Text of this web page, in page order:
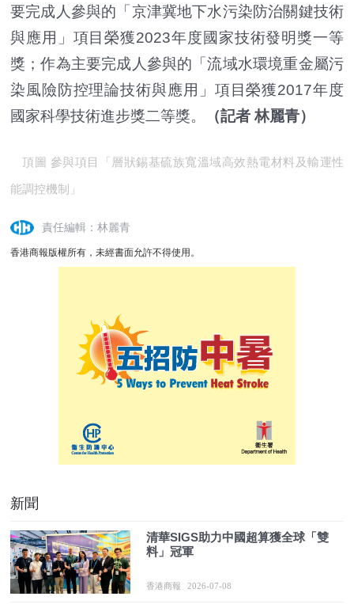
要完成人參與的「京津冀地下水污染防治關鍵技術
與應用」項目榮獲2023年度國家技術發明獎一等
獎；作為主要完成人參與的「流域水環境重金屬污
染風險防控理論技術與應用」項目榮獲2017年度
國家科學技術進步獎二等獎。
（記者 林麗青）
頂圖 參與項目「層狀錫基硫族寬溫域高效熱電材料及輸運性
能調控機制」
責任編輯：林麗青
香港商報版權所有，未經書面允許不得使用。
新聞
清華SIGS助力中國超算獲全球「雙
料」冠軍
香港商報 2026-07-08